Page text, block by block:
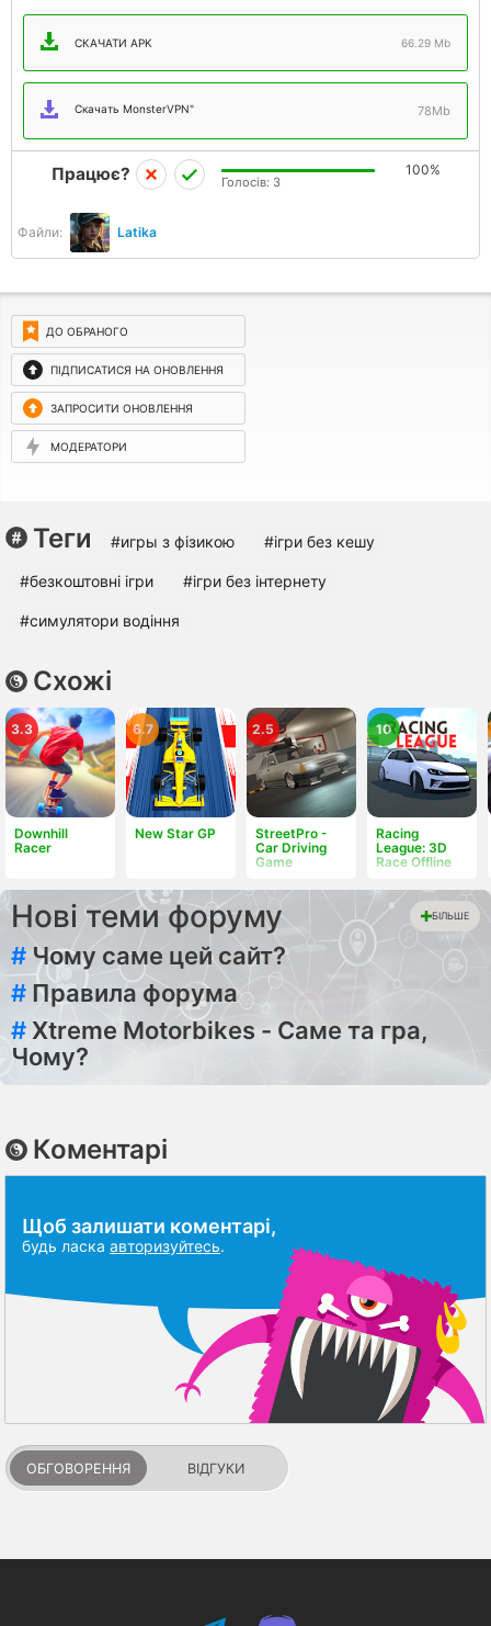
СКАЧАТИ APK 66.29 Mb
Скачать MonsterVPN" 78Mb
Файли: Latika
Працює? 100%
Голосів: 3
ДО ОБРАНОГО
ПІДПИСАТИСЯ НА ОНОВЛЕННЯ
ЗАПРОСИТИ ОНОВЛЕННЯ
МОДЕРАТОРИ
Теги #игры з фізикою #ігри без кешу
#безкоштовні ігри #ігри без інтернету
#симулятори водіння
Схожі
Downhill
Racer
3.3
New Star GP
6.7
StreetPro -
Car Driving
Game
2.5
Racing
League: 3D
Race Offline
10
Нові теми форуму БІЛЬШЕ
# Чому саме цей сайт?
# Правила форума
# Xtreme Motorbikes - Саме та гра,
Чому?
Коментарі
Щоб залишати коментарі,
будь ласка авторизуйтесь.
ОБГОВОРЕННЯ ВІДГУКИ